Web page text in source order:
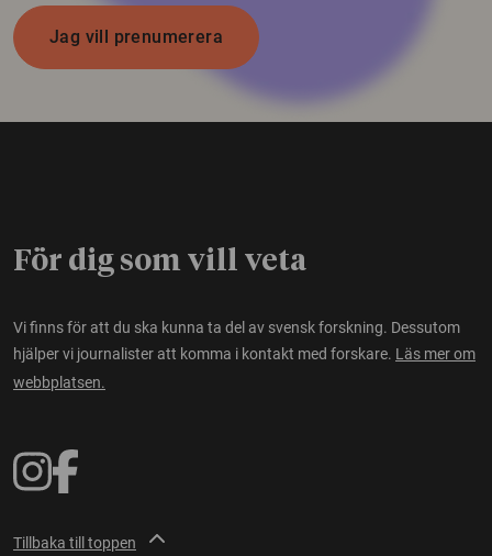
Jag vill prenumerera
För dig som vill veta
Vi finns för att du ska kunna ta del av svensk forskning. Dessutom
hjälper vi journalister att komma i kontakt med forskare. Läs mer om
webbplatsen.
Tillbaka till toppen